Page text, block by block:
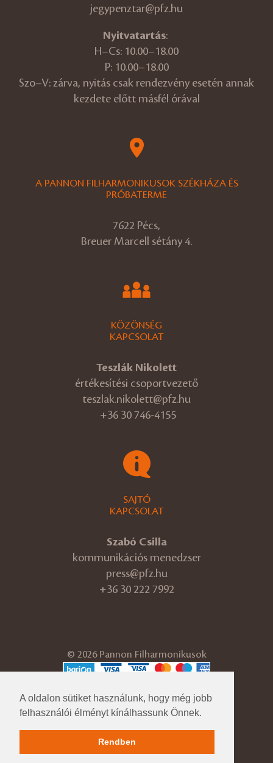
A oldalon sütiket használunk, hogy még jobb
felhasználói élményt kínálhassunk Önnek.
Rendben
jegypenztar@pfz.hu
Nyitvatartás:
H–Cs: 10.00–18.00
P: 10.00–18.00
Szo–V: zárva, nyitás csak rendezvény esetén annak
kezdete előtt másfél órával
A PANNON FILHARMONIKUSOK SZÉKHÁZA ÉS
PRÓBATERME
7622 Pécs,
Breuer Marcell sétány 4.
KÖZÖNSÉG
KAPCSOLAT
Teszlák Nikolett
értékesítési csoportvezető
teszlak.nikolett@pfz.hu
+36 30 746-4155
SAJTÓ
KAPCSOLAT
Szabó Csilla
kommunikációs menedzser
press@pfz.hu
+36 30 222 7992
© 2026 Pannon Filharmonikusok
Adatvédelmi tájékoztató
Cégadatok
Közérdekű adatok
Pfz.hu korábbi verzió